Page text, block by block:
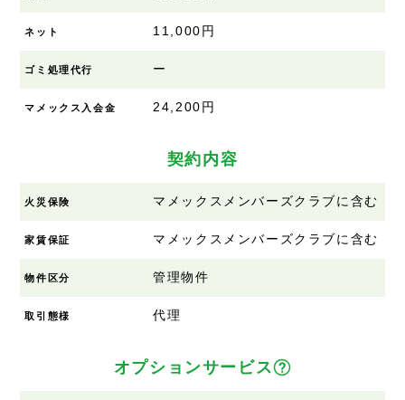
ネット 11,000円
ゴミ処理代行 ー
マメックス入会金 24,200円
契約内容
火災保険 マメックスメンバーズクラブに含む
家賃保証 マメックスメンバーズクラブに含む
物件区分 管理物件
取引態様 代理
オプションサービス